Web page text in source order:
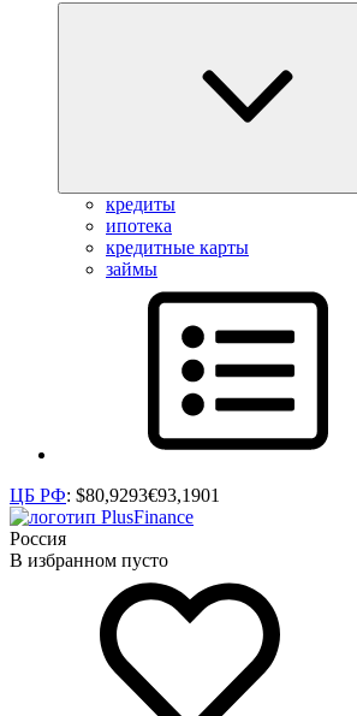
кредиты
ипотека
кредитные карты
займы
ЦБ РФ: $80,9293€93,1901
Россия
В избранном пусто